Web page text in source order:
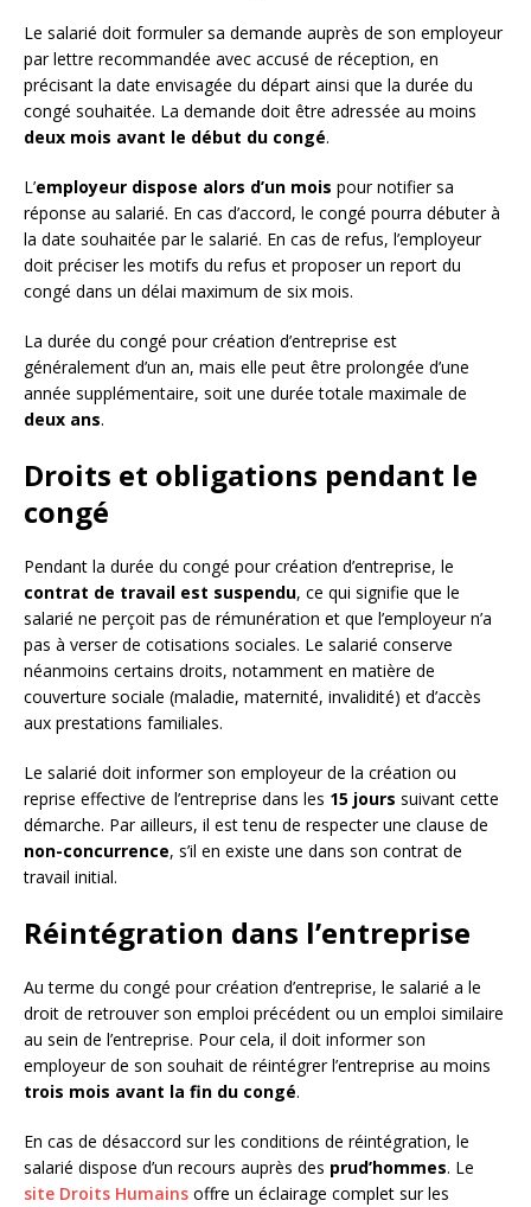
Le salarié doit formuler sa demande auprès de son employeur
par lettre recommandée avec accusé de réception, en
précisant la date envisagée du départ ainsi que la durée du
congé souhaitée. La demande doit être adressée au moins
deux mois avant le début du congé.
L’employeur dispose alors d’un mois pour notifier sa
réponse au salarié. En cas d’accord, le congé pourra débuter à
la date souhaitée par le salarié. En cas de refus, l’employeur
doit préciser les motifs du refus et proposer un report du
congé dans un délai maximum de six mois.
La durée du congé pour création d’entreprise est
généralement d’un an, mais elle peut être prolongée d’une
année supplémentaire, soit une durée totale maximale de
deux ans.
Droits et obligations pendant le
congé
Pendant la durée du congé pour création d’entreprise, le
contrat de travail est suspendu, ce qui signifie que le
salarié ne perçoit pas de rémunération et que l’employeur n’a
pas à verser de cotisations sociales. Le salarié conserve
néanmoins certains droits, notamment en matière de
couverture sociale (maladie, maternité, invalidité) et d’accès
aux prestations familiales.
Le salarié doit informer son employeur de la création ou
reprise effective de l’entreprise dans les 15 jours suivant cette
démarche. Par ailleurs, il est tenu de respecter une clause de
non-concurrence, s’il en existe une dans son contrat de
travail initial.
Réintégration dans l’entreprise
Au terme du congé pour création d’entreprise, le salarié a le
droit de retrouver son emploi précédent ou un emploi similaire
au sein de l’entreprise. Pour cela, il doit informer son
employeur de son souhait de réintégrer l’entreprise au moins
trois mois avant la fin du congé.
En cas de désaccord sur les conditions de réintégration, le
salarié dispose d’un recours auprès des prud’hommes. Le
site Droits Humains offre un éclairage complet sur les